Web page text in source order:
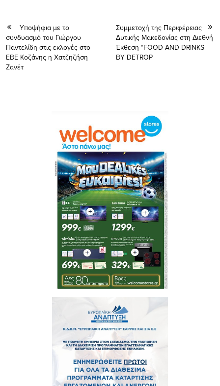
Yποψήφια με το
συνδυασμό του Γιώργου
Παντελίδη στις εκλογές στο
ΕΒΕ Κοζάνης η Χατζηζήση
Ζανέτ
Συμμετοχή της Περιφέρειας
Δυτικής Μακεδονίας στη Διεθνή
Έκθεση “FOOD AND DRINKS
BY DETROP